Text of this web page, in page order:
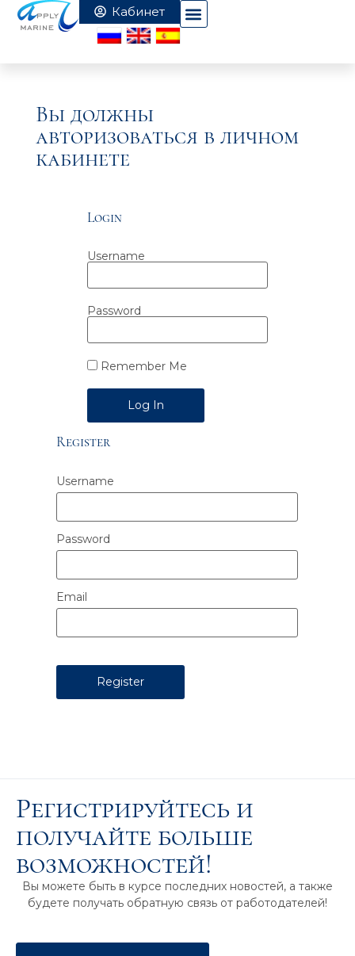
Вы должны
авторизоваться в личном
кабинете
Login
Username
Password
Remember Me
Alternative:
Register
Username
Password
Email
Регистрируйтесь и
получайте больше
возможностей!
Вы можете быть в курсе последних новостей, а также
будете получать обратную связь от работодателей!